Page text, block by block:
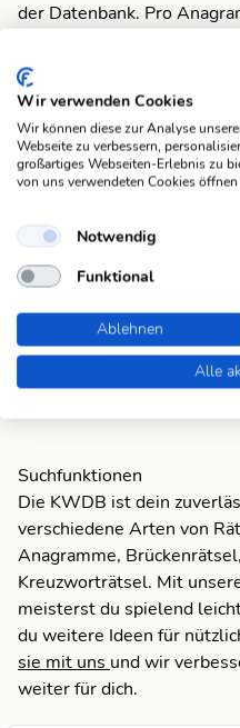
der Datenbank. Pro
sehen möchtest, klicke
Anagramm um alle Fragen
BERKEN- Ort im Bezirk
BRENKE - dt.
KEBREN- griech.
Zum Anagram
Suchfunktionen
Die KWDB ist dein
verschiedene Arten von
Anagramme,
Kreuzworträtsel. Mit
meisterst du spielend
du weitere Ideen für
sie mit uns und wir
weiter für dich.
Wir verwenden Cookies
Wir können diese zur Analyse
Webseite zu verbessern,
großartiges Webseiten-Erlebnis zu
von uns verwendeten Cookies
Notwendig
Funktional
Ablehnen
Alle